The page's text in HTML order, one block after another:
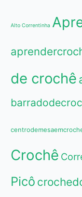
Alto Correntinha
de crochê
Crochê
Picô